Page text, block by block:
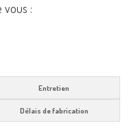
vous :
Entretien
Délais de fabrication